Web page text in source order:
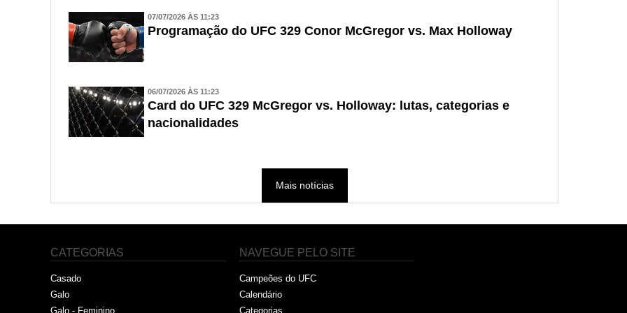
07/07/2026 ÀS 11:23
Programação do UFC 329 Conor McGregor vs. Max Holloway
06/07/2026 ÀS 11:23
Card do UFC 329 McGregor vs. Holloway: lutas, categorias e
nacionalidades
Mais notícias
CATEGORIAS
Casado
Galo
Galo - Feminino
NAVEGUE PELO SITE
Campeões do UFC
Calendário
Categorias